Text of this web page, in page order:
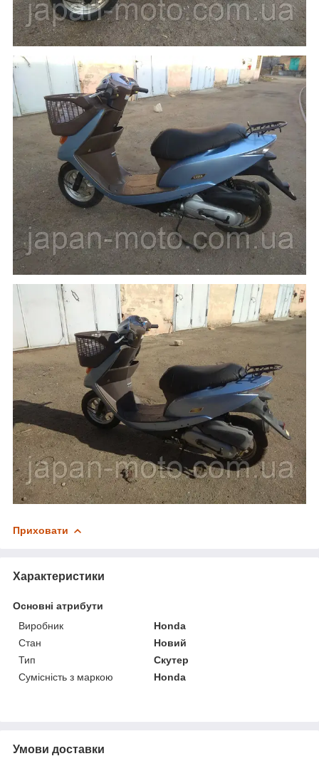
Приховати
Характеристики
Основні атрибути
Виробник
Honda
Стан
Новий
Тип
Скутер
Сумісність з маркою
Honda
Умови доставки